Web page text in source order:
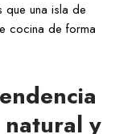
que una isla de
cocina de forma
y